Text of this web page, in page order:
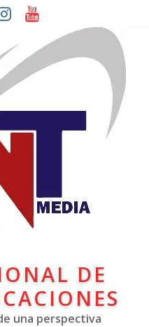
DE
una perspectiva